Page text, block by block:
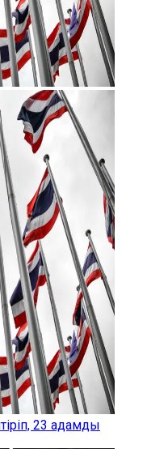
23 адамды